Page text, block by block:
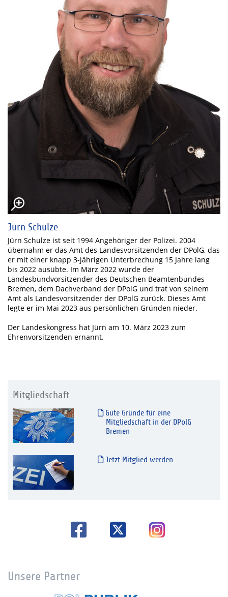
Jürn Schulze
Jürn Schulze ist seit 1994 Angehöriger der Polizei. 2004
übernahm er das Amt des Landesvorsitzenden der DPolG, das
er mit einer knapp 3-jährigen Unterbrechung 15 Jahre lang
bis 2022 ausübte. Im März 2022 wurde der
Landesbundvorsitzender des Deutschen Beamtenbundes
Bremen, dem Dachverband der DPolG und trat von seinem
Amt als Landesvorsitzender der DPolG zurück. Dieses Amt
legte er im Mai 2023 aus persönlichen Gründen nieder.
Der Landeskongress hat Jürn am 10. März 2023 zum
Ehrenvorsitzenden ernannt.
Mitgliedschaft
Gute Gründe für eine
Mitgliedschaft in der DPolG
Bremen
Jetzt Mitglied werden
Unsere Partner